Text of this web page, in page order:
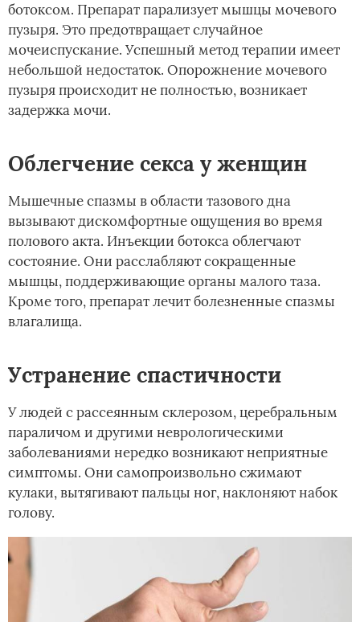
ботоксом. Препарат парализует мышцы мочевого
пузыря. Это предотвращает случайное
мочеиспускание. Успешный метод терапии имеет
небольшой недостаток. Опорожнение мочевого
пузыря происходит не полностью, возникает
задержка мочи.
Облегчение секса у женщин
Мышечные спазмы в области тазового дна
вызывают дискомфортные ощущения во время
полового акта. Инъекции ботокса облегчают
состояние. Они расслабляют сокращенные
мышцы, поддерживающие органы малого таза.
Кроме того, препарат лечит болезненные спазмы
влагалища.
Устранение спастичности
У людей с рассеянным склерозом, церебральным
параличом и другими неврологическими
заболеваниями нередко возникают неприятные
симптомы. Они самопроизвольно сжимают
кулаки, вытягивают пальцы ног, наклоняют набок
голову.